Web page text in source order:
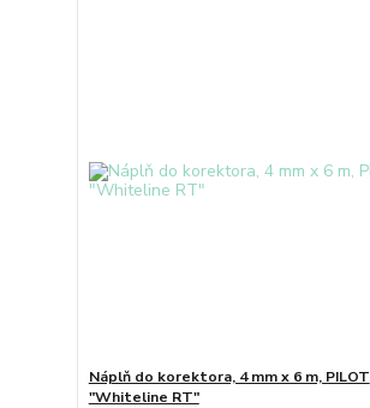
Náplň do korektora, 4 mm x 6 m, PILOT
"Whiteline RT"